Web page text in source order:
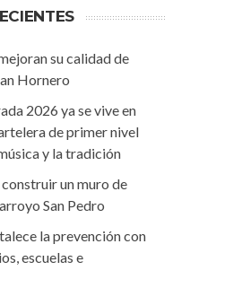
su calidad de
Hornero
2026 ya se vive en
de primer nivel
y la tradición
construir un muro de
San Pedro
la prevención con
escuelas e